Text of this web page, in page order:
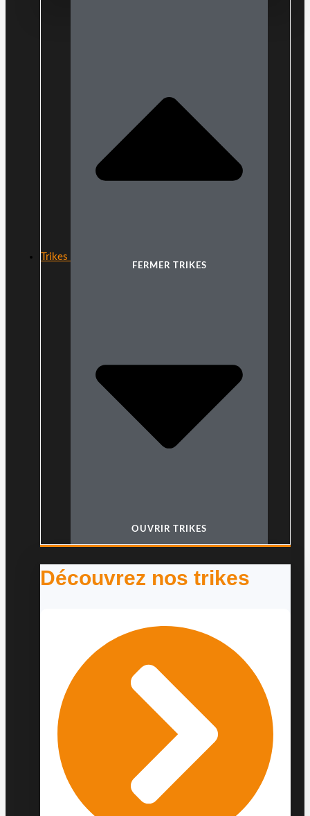
Trikes
FERMER TRIKES
OUVRIR TRIKES
Découvrez nos trikes